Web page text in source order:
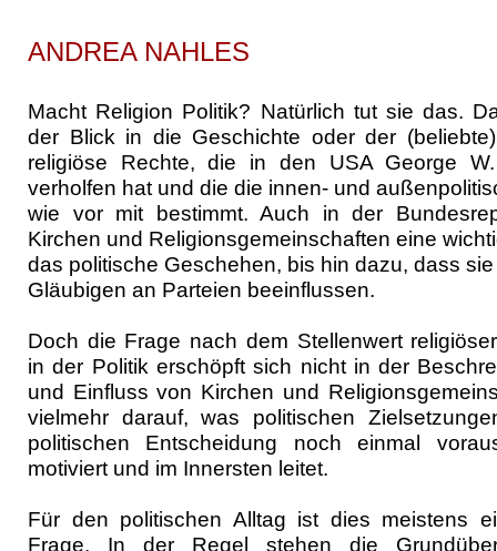
ANDREA NAHLES
Macht Religion Politik? Natürlich tut sie das.
der Blick in die Geschichte oder der
religiöse Rechte, die in den USA George
verholfen hat und die die innen- und
wie vor mit bestimmt. Auch in der
Kirchen und Religionsgemeinschaften eine
das politische Geschehen, bis hin dazu, dass
Gläubigen an Parteien beeinflussen.
Doch die Frage nach dem Stellenwert
in der Politik erschöpft sich nicht in der
und Einfluss von Kirchen und
vielmehr darauf, was politischen
politischen Entscheidung noch einmal
motiviert und im Innersten leitet.
Für den politischen Alltag ist dies meistens
Frage. In der Regel stehen die